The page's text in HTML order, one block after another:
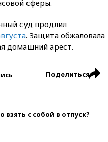
сферы.
суд продлил
. Защита обжаловала
домашний арест.
Поделиться
с собой в отпуск?